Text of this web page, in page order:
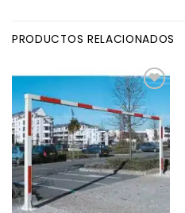
PRODUCTOS RELACIONADOS
Añadir
a la
lista
de
deseos